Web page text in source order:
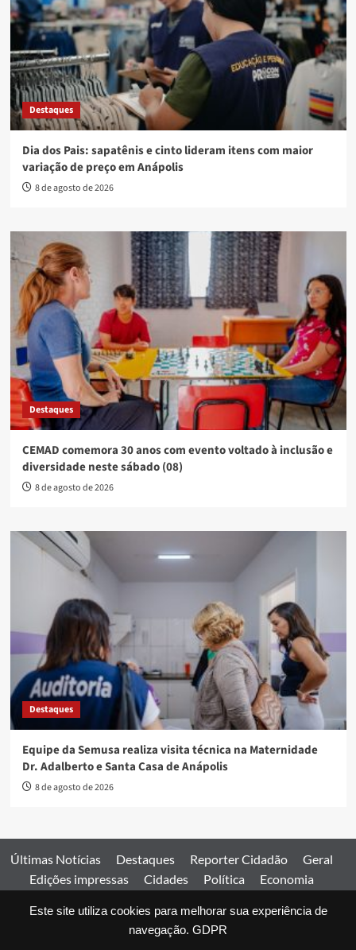
Este site utiliza cookies para melhorar sua experiência de
navegação. GDPR
Destaques
Dia dos Pais: sapatênis e cinto lideram itens com maior
variação de preço em Anápolis
8 de agosto de 2026
Destaques
CEMAD comemora 30 anos com evento voltado à inclusão e
diversidade neste sábado (08)
8 de agosto de 2026
Destaques
Equipe da Semusa realiza visita técnica na Maternidade
Dr. Adalberto e Santa Casa de Anápolis
8 de agosto de 2026
Últimas Notícias Destaques Reporter Cidadão
Geral
Edições impressas
Cidades Política
Economia
Comercial
Edições impressas Expediente Home